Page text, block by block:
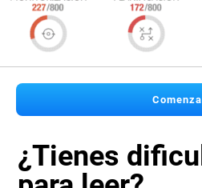
¿Tienes